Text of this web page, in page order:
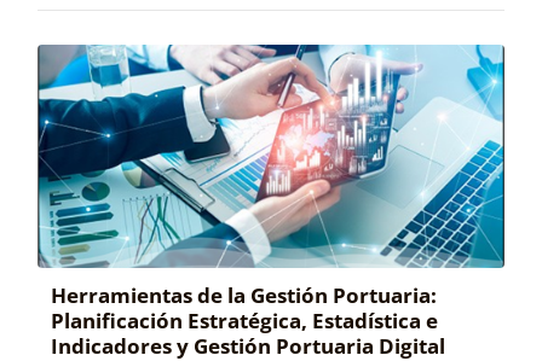
Herramientas de la Gestión Portuaria:
Planificación Estratégica, Estadística e
Indicadores y Gestión Portuaria Digital